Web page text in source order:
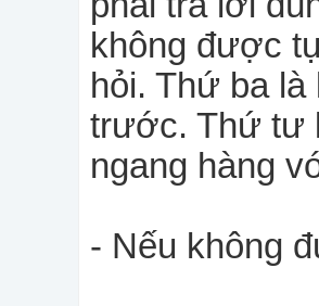
không được
hỏi. Thứ ba
trước. Thứ tư
ngang hàng
- Nếu không